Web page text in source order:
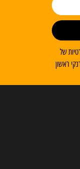
של
ראשון